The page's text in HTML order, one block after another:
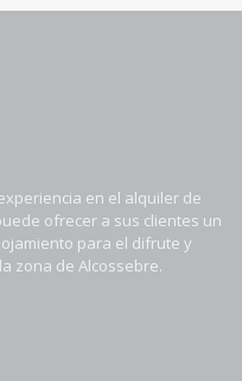
experiencia en el alquiler de
ofrecer a sus clientes un
para el difrute y
zona de Alcossebre.